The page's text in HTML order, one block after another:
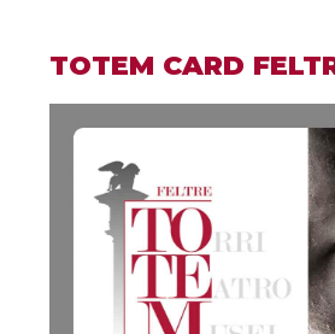
TOTEM CARD